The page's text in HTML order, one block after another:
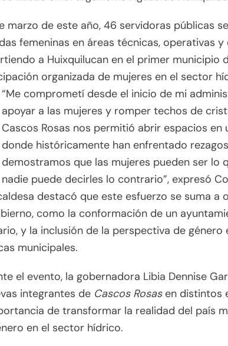
marzo de este año, 46 servidoras públicas
femeninas en áreas técnicas, operativas y
a Huixquilucan en el primer municipio
organizada de mujeres en el sector
“Me comprometí desde el inicio de mi
apoyar a las mujeres y romper techos de
Cascos Rosas nos permitió abrir espacios en
donde históricamente han enfrentado
demostramos que las mujeres pueden ser lo
nadie puede decirles lo contrario”, expresó
destacó que este esfuerzo se suma a
como la conformación de un
y la inclusión de la perspectiva de género
municipales.
el evento, la gobernadora Libia Dennise
integrantes de Cascos Rosasen distintos
de transformar la realidad del país
en el sector hídrico.